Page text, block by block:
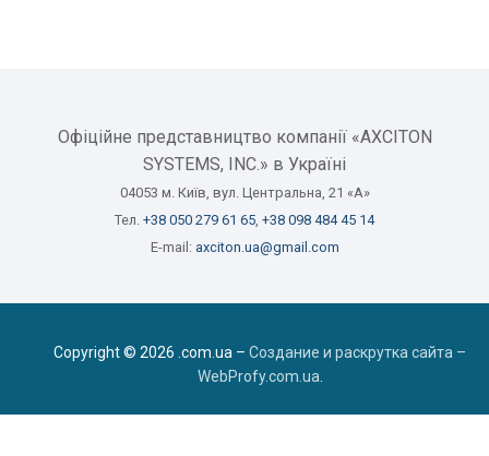
Офіційне представництво компанії «AXCITON
SYSTEMS, INC.» в Україні
04053 м. Київ, вул. Центральна, 21 «А»
Тел. +38 050 279 61 65, +38 098 484 45 14
E-mail: axciton.ua@gmail.com
Copyright © 2026 .com.ua – Создание и раскрутка сайта –
WebProfy.com.ua.